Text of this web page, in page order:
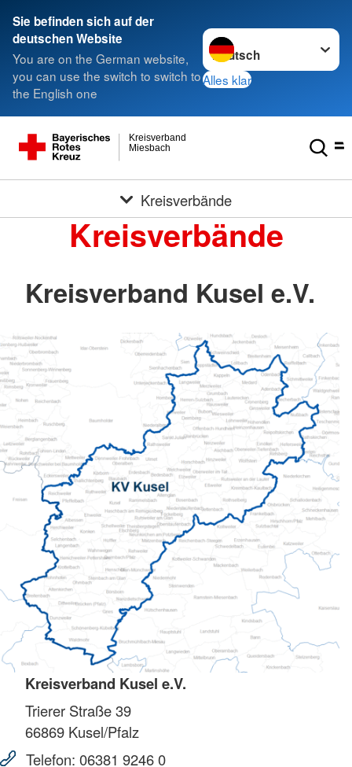
Sie befinden sich auf der
deutschen Website
You are on the German website,
you can use the switch to switch to
the English one
Sprache wechseln zu
Alles klar
Miesbach
Kreisverband
Kreisverbände
Kreisverbände
Kreisverband Kusel e.V.
Kreisverband Kusel e.V.
Trierer Straße 39
66869 Kusel/Pfalz
Telefon: 06381 9246 0